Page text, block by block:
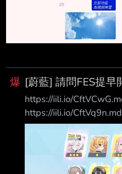
爆 [蔚藍] 請問FES提早
https://iili.io/
https://iili.io/
https://iili.io/
啊 雖然只有4new 又加
6次A1 https://iili.io/
想抽KEI寶啊 發一點